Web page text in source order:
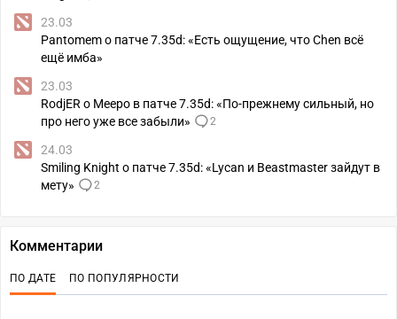
23.03
Pantomem о патче 7.35d: «Есть ощущение, что Chen всё
ещё имба»
23.03
RodjER о Meepo в патче 7.35d: «По-прежнему сильный, но
про него уже все забыли»
2
24.03
Smiling Knight о патче 7.35d: «Lycan и Beastmaster зайдут в
мету»
2
Комментарии
ПО ДАТЕ ПО ПОПУЛЯРНОСТИ